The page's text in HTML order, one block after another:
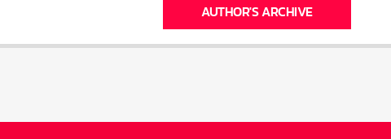
AUTHOR'S ARCHIVE